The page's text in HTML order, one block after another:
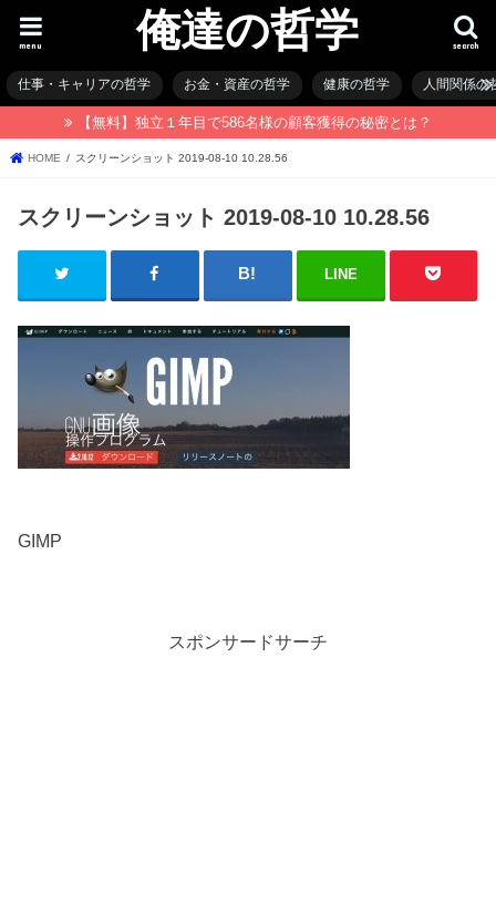
俺達の哲学 search
menu
仕事・キャリアの哲学 お金・資産の哲学 健康の哲学 人間関係の
【無料】独立１年目で586名様の顧客獲得の秘密とは？
HOME スクリーンショット 2019-08-10 10.28.56
スクリーンショット 2019-08-10 10.28.56
LINE
GIMP
スポンサードサーチ